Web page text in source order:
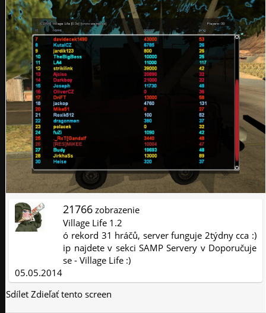
21766 zobrazenie
Village Life 1.2
ó rekord 31 hráčů, server funguje 2týdny cca :)
ip najdete v sekci SAMP Servery v Doporučuje
se - Village Life :)
05.05.2014
Sdílet Zdieľať tento screen